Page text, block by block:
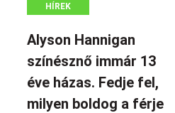
HÍREK
Alyson Hannigan
színésznő immár 13
éve házas. Fedje fel,
milyen boldog a férje